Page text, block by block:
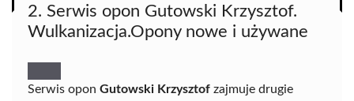
2. Serwis opon Gutowski Krzysztof.
Wulkanizacja.Opony nowe i używane
Serwis opon Gutowski Krzysztof zajmuje drugie